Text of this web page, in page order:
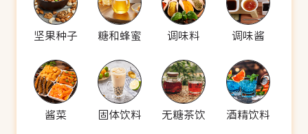
坚果种子 糖和蜂蜜 调味料 调味酱
酱菜 固体饮料 无糖茶饮 酒精饮料